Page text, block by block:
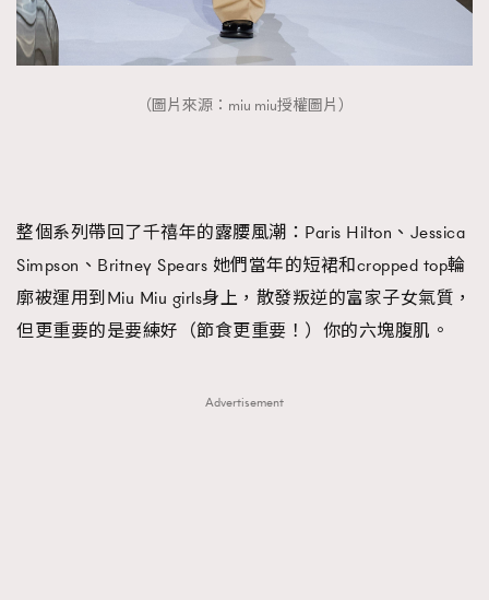
（圖片來源：miu miu授權圖片）
整個系列帶回了千禧年的露腰風潮：Paris Hilton、Jessica
Simpson、Britney Spears 她們當年的短裙和cropped top輪
廓被運用到Miu Miu girls身上，散發叛逆的富家子女氣質，
但更重要的是要練好（節食更重要！）你的六塊腹肌。
Advertisement